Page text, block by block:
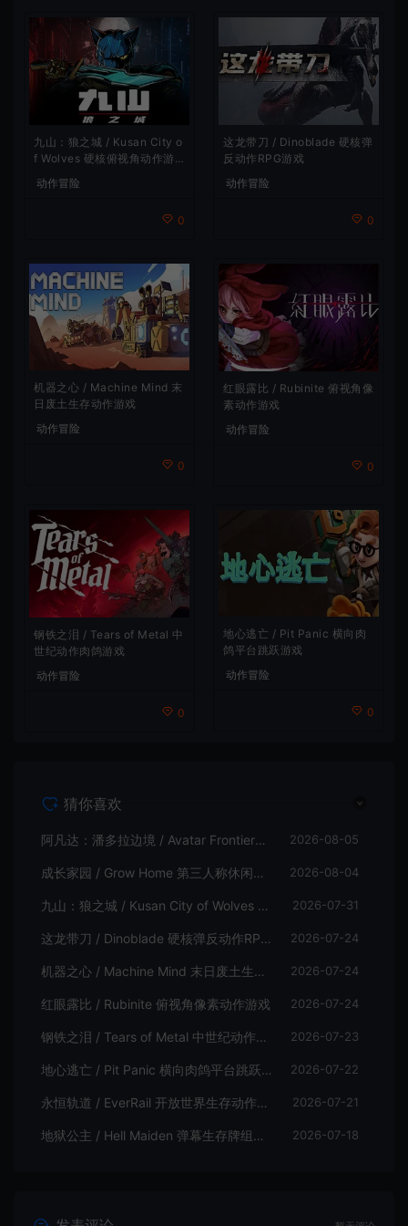
九山：狼之城 / Kusan City o
f Wolves 硬核俯视角动作游
动作冒险
0
这龙带刀 / Dinoblade 硬核弹
反动作RPG游戏
动作冒险
0
机器之心 / Machine Mind 末
日废土生存动作游戏
动作冒险
0
红眼露比 / Rubinite 俯视角像
素动作游戏
动作冒险
0
钢铁之泪 / Tears of Metal 中
世纪动作肉鸽游戏
动作冒险
0
地心逃亡 / Pit Panic 横向肉
鸽平台跳跃游戏
动作冒险
0
猜你喜欢
阿凡达：潘多拉边境 / Avatar Frontiers of Pandora 开放世界冒险游戏 2026-08-05
成长家园 / Grow Home 第三人称休闲动作游戏 2026-08-04
九山：狼之城 / Kusan City of Wolves 硬核俯视角动作游戏 2026-07-31
这龙带刀 / Dinoblade 硬核弹反动作RPG游戏 2026-07-24
机器之心 / Machine Mind 末日废土生存动作游戏 2026-07-24
红眼露比 / Rubinite 俯视角像素动作游戏 2026-07-24
钢铁之泪 / Tears of Metal 中世纪动作肉鸽游戏 2026-07-23
地心逃亡 / Pit Panic 横向肉鸽平台跳跃游戏 2026-07-22
永恒轨道 / EverRail 开放世界生存动作游戏 2026-07-21
地狱公主 / Hell Maiden 弹幕生存牌组动作游戏 2026-07-18